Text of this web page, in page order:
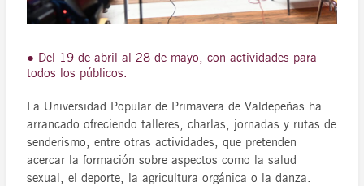
● Del 19 de abril al 28 de mayo, con actividades para
todos los públicos.
La Universidad Popular de Primavera de Valdepeñas ha
arrancado ofreciendo talleres, charlas, jornadas y rutas de
senderismo, entre otras actividades, que pretenden
acercar la formación sobre aspectos como la salud
sexual, el deporte, la agricultura orgánica o la danza.